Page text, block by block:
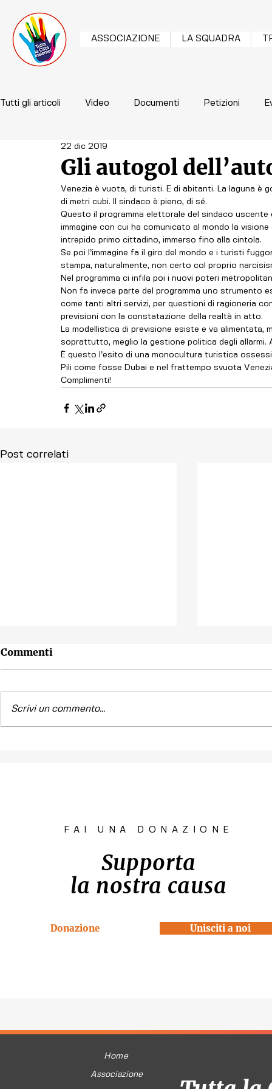
ASSOCIAZIONE LA SQUADRA
Tutti gli articoli Video Documenti Petizioni
Gli autogol
22 dic 2019
Venezia è vuota, di turisti. E di abitanti. La laguna è
di metri cubi. Il sindaco è pieno, di sé.
Questo il programma elettorale del sindaco
immagine con cui ha comunicato al mondo la
intrepido primo cittadino, immerso fino alla cintola.
Se poi l’immagine fa il giro del mondo e i turisti
stampa, naturalmente, non certo col proprio
Nel programma ci infila poi i nuovi poteri
Non fa invece parte del programma uno strumento
come tanti altri servizi, per questioni di ragioneria
previsioni con la constatazione della realtà in atto.
La modellistica di previsione esiste e va alimentata,
soprattutto, meglio la gestione politica degli allarmi.
È questo l’esito di una monocultura turistica
Pili come fosse Dubai e nel frattempo svuota
Complimenti!
Post correlati
Commenti
Scrivi un commento...
FAI UNA DONAZIONE
Supporta
la nostra causa
Donazione Unisciti a noi
Home
Associazione